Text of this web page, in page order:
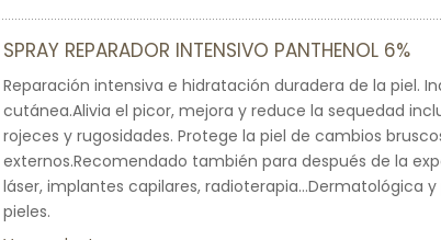
SPRAY REPARADOR INTENSIVO PANTHENOL 6%
Reparación intensiva e hidratación duradera de la piel.
cutánea.Alivia el picor, mejora y reduce la sequedad
rojeces y rugosidades. Protege la piel de cambios
externos.Recomendado también para después de la
láser, implantes capilares, radioterapia…Dermatológica
pieles.